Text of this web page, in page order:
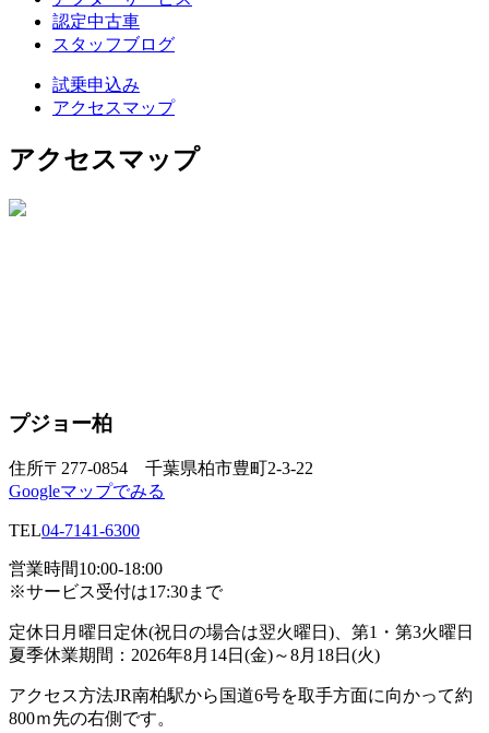
認定中古車
スタッフブログ
試乗申込み
アクセスマップ
アクセスマップ
プジョー柏
住所〒277-0854 千葉県柏市豊町2-3-22
Googleマップでみる
TEL04-7141-6300
営業時間10:00-18:00
※サービス受付は17:30まで
定休日 月曜日定休(祝日の場合は翌火曜日)、第1・第3火曜日
夏季休業期間：2026年8月14日(金)～8月18日(火)
アクセス方法JR南柏駅から国道6号を取手方面に向かって約
800ｍ先の右側です。